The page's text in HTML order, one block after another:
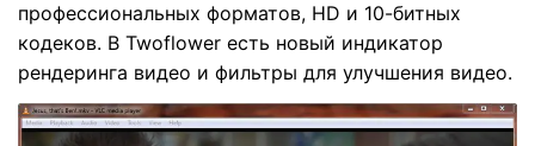
профессиональных форматов, HD и 10-битных
кодеков. В Twoflower есть новый индикатор
рендеринга видео и фильтры для улучшения видео.